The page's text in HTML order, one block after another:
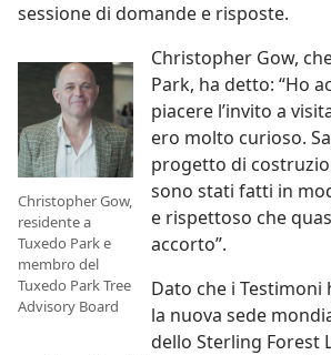
sessione di domande e risposte.
Christopher Gow,
residente a
Tuxedo Park e
membro del
Tuxedo Park Tree
Advisory Board
Christopher Gow,
Park, ha detto: “Ho
piacere l’invito a
ero molto curioso.
progetto di
sono stati fatti in
e rispettoso che
accorto”.
Dato che i
la nuova sede
dello Sterling Forest